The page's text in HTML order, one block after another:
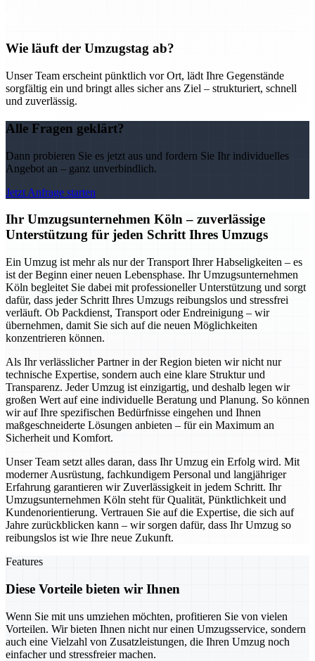
Wie läuft der Umzugstag ab?
Unser Team erscheint pünktlich vor Ort, lädt Ihre Gegenstände
sorgfältig ein und bringt alles sicher ans Ziel – strukturiert, schnell
und zuverlässig.
Alle Fragen geklärt?
Dann probieren Sie es jetzt aus und fordern Sie Ihr individuelles
Angebot an – ganz unverbindlich.
Jetzt Anfrage starten
Ihr Umzugsunternehmen Köln – zuverlässige
Unterstützung für jeden Schritt Ihres Umzugs
Ein Umzug ist mehr als nur der Transport Ihrer Habseligkeiten – es
ist der Beginn einer neuen Lebensphase. Ihr Umzugsunternehmen
Köln begleitet Sie dabei mit professioneller Unterstützung und sorgt
dafür, dass jeder Schritt Ihres Umzugs reibungslos und stressfrei
verläuft. Ob Packdienst, Transport oder Endreinigung – wir
übernehmen, damit Sie sich auf die neuen Möglichkeiten
konzentrieren können.
Als Ihr verlässlicher Partner in der Region bieten wir nicht nur
technische Expertise, sondern auch eine klare Struktur und
Transparenz. Jeder Umzug ist einzigartig, und deshalb legen wir
großen Wert auf eine individuelle Beratung und Planung. So können
wir auf Ihre spezifischen Bedürfnisse eingehen und Ihnen
maßgeschneiderte Lösungen anbieten – für ein Maximum an
Sicherheit und Komfort.
Unser Team setzt alles daran, dass Ihr Umzug ein Erfolg wird. Mit
moderner Ausrüstung, fachkundigem Personal und langjähriger
Erfahrung garantieren wir Zuverlässigkeit in jedem Schritt. Ihr
Umzugsunternehmen Köln steht für Qualität, Pünktlichkeit und
Kundenorientierung. Vertrauen Sie auf die Expertise, die sich auf
Jahre zurückblicken kann – wir sorgen dafür, dass Ihr Umzug so
reibungslos ist wie Ihre neue Zukunft.
Features
Diese Vorteile bieten wir Ihnen
Wenn Sie mit uns umziehen möchten, profitieren Sie von vielen
Vorteilen. Wir bieten Ihnen nicht nur einen Umzugsservice, sondern
auch eine Vielzahl von Zusatzleistungen, die Ihren Umzug noch
einfacher und stressfreier machen.